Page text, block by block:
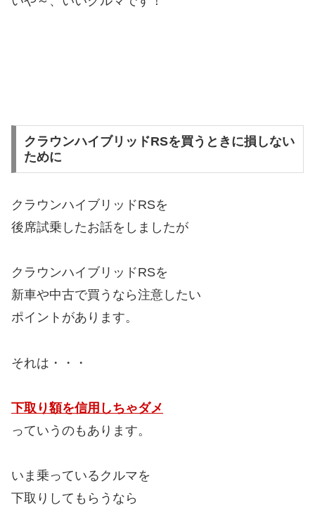
クラウンハイブリッドRSを買うときに損しない
ために
クラウンハイブリッドRSを
後席試乗したお話をしましたが
クラウンハイブリッドRSを
新車や中古で買うなら注意したい
ポイントがあります。
それは・・・
下取り額を信用しちゃダメ
っていうのもあります。
いま乗っているクルマを
下取りしてもらうなら